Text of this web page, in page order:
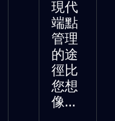
現代
端點
管理
的途
徑比
您想
像...